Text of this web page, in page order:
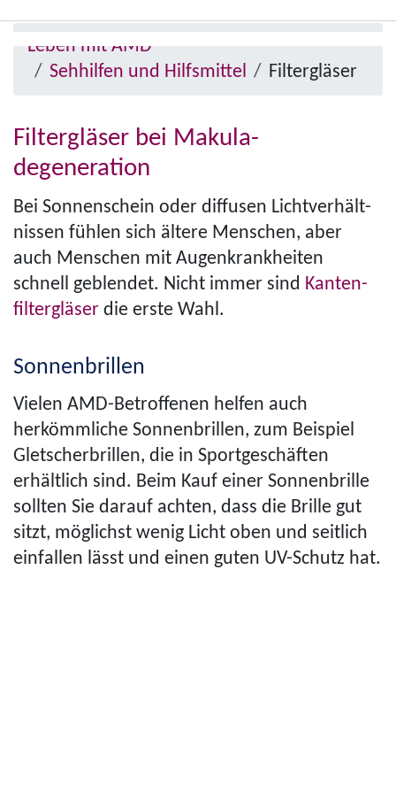
Inhalt
Menü
anzeigen/ausblenden
na­
tion
Leben mit AMD
Sehhilfen und Hilfsmittel
Filtergläser
Filtergläser bei Makula­
degeneration
Bei Sonnenschein oder diffusen Licht­ver­hält­
nis­sen fühlen sich ältere Menschen, aber
auch Menschen mit Augen­krank­heiten
schnell geblendet. Nicht immer sind Kanten­
filter­gläser die erste Wahl.
Sonnenbrillen
Vielen AMD-Betroffenen helfen auch
herkömmliche Sonnenbrillen, zum Beispiel
Glet­scher­bril­len, die in Sport­ge­schäf­ten
erhältlich sind. Beim Kauf einer Sonnenbrille
sollten Sie darauf achten, dass die Brille gut
sitzt, möglichst wenig Licht oben und seitlich
einfallen lässt und einen guten UV-Schutz hat.